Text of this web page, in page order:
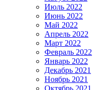
Июль 2022
Июнь 2022
Май 2022
Апрель 2022
Март 2022
Февраль 2022
Январь 2022
Декабрь 2021
Ноябрь 2021
Октябрь 2021